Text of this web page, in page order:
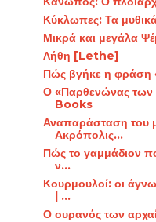
Κύκλωπες: Τα
Μικρά και μεγάλα
Λήθη [Lethe]
Πώς βγήκε η φράση
Ο «Παρθενώνας
Books
Αναπαράσταση του
Ακρόπολις...
Πώς το γαμμάδιον
ν...
Κουρμουλοί: οι
| ...
Ο ουρανός των